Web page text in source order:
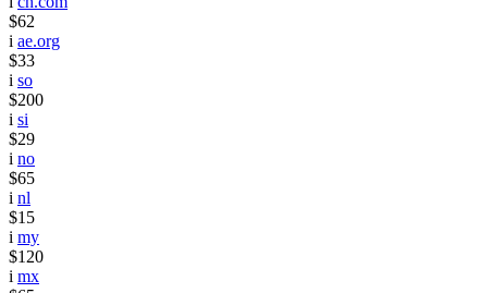
$62
i ae.org
$33
i so
$200
i si
$29
i no
$65
i nl
$15
i my
$120
i mx